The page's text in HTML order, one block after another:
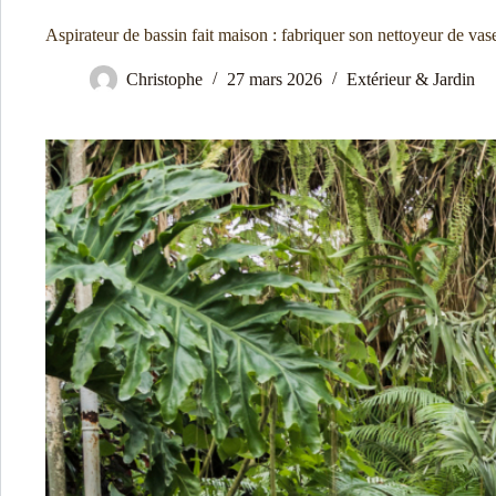
Aspirateur de bassin fait maison : fabriquer son nettoyeur de
Christophe 27 mars 2026 Extérieur & Jardin